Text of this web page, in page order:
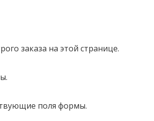
заказа на этой странице.
поля формы.